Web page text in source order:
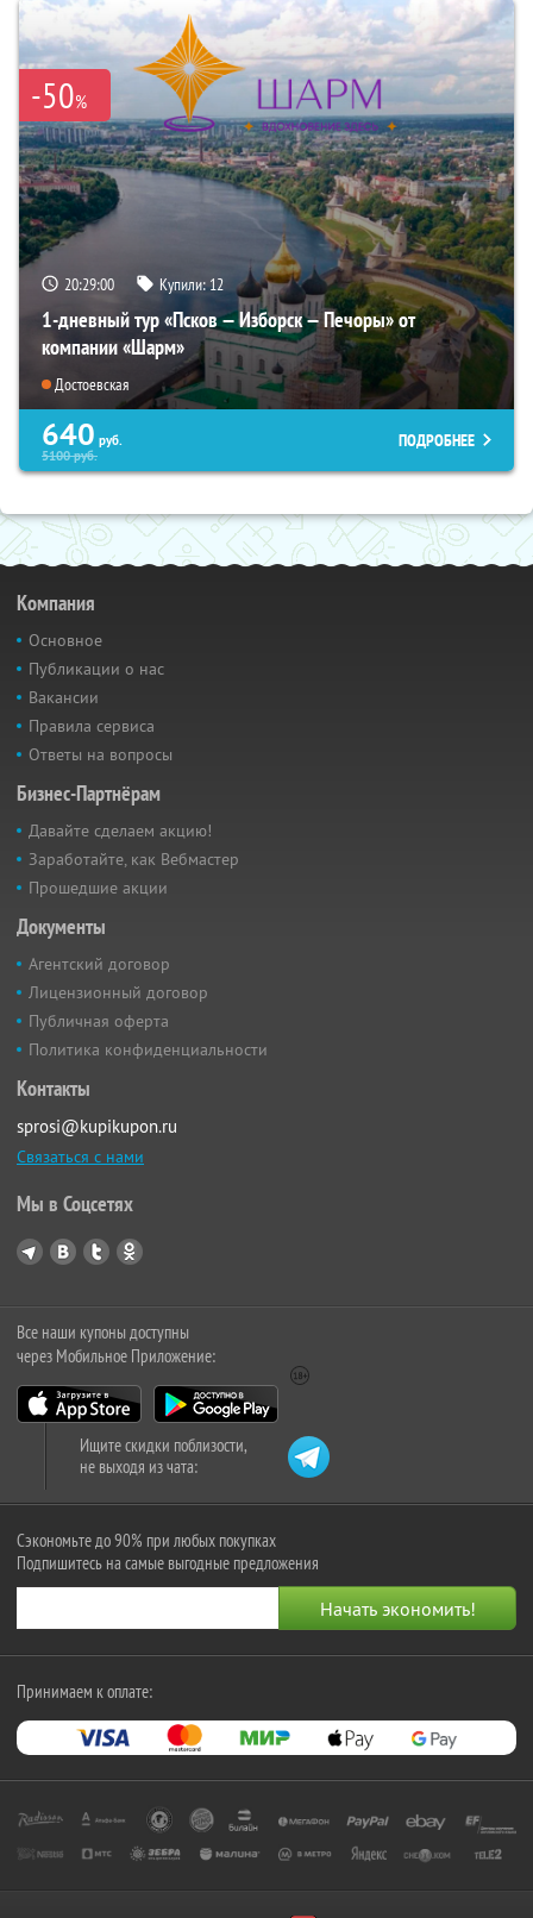
-50%
20:28:59 Купили:12
1-дневный тур «Псков — Изборск — Печоры» от
компании «Шарм»
Достоевская
640 руб.
5100руб.
ПОДРОБНЕЕ
Компания
Основное
Публикации о нас
Вакансии
Правила сервиса
Ответы на вопросы
Бизнес-Партнёрам
Давайте сделаем акцию!
Заработайте, как Вебмастер
Прошедшие акции
Документы
Агентский договор
Лицензионный договор
Публичная оферта
Политика конфиденциальности
Контакты
sprosi@kupikupon.ru
Связаться с нами
Мы в Соцсетях
Все наши купоны доступны
через Мобильное Приложение:
Ищите скидки поблизости,
не выходя из чата:
Сэкономьте до 90% при любых покупках
Подпишитесь на самые выгодные предложения
Принимаем к оплате: